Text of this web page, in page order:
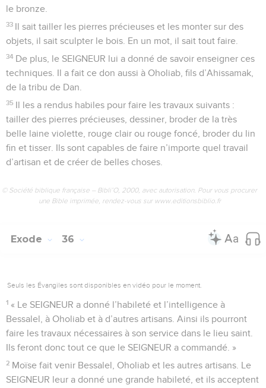
le bronze.
33 Il sait tailler les pierres précieuses et les monter sur des
objets, il sait sculpter le bois. En un mot, il sait tout faire.
34 De plus, le SEIGNEUR lui a donné de savoir enseigner ces
techniques. Il a fait ce don aussi à Oholiab, fils d’Ahissamak,
de la tribu de Dan.
35 Il les a rendus habiles pour faire les travaux suivants :
tailler des pierres précieuses, dessiner, broder de la très
belle laine violette, rouge clair ou rouge foncé, broder du lin
fin et tisser. Ils sont capables de faire n’importe quel travail
d’artisan et de créer de belles choses.
© Société biblique française – Bibli’O, 2000, avec autorisation. Pour vous procurer
une Bible imprimée, rendez-vous sur www.editionsbiblio.fr
Exode 36
Seuls les Évangiles sont disponibles en vidéo pour le moment.
1 « Le SEIGNEUR a donné l’habileté et l’intelligence à
Bessalel, à Oholiab et à d’autres artisans. Ainsi ils pourront
faire les travaux nécessaires à son service dans le lieu saint.
Ils feront donc tout ce que le SEIGNEUR a commandé. »
2 Moïse fait venir Bessalel, Oholiab et les autres artisans. Le
SEIGNEUR leur a donné une grande habileté, et ils acceptent